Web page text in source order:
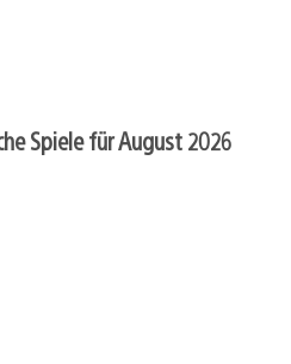
Spiele für August 2026